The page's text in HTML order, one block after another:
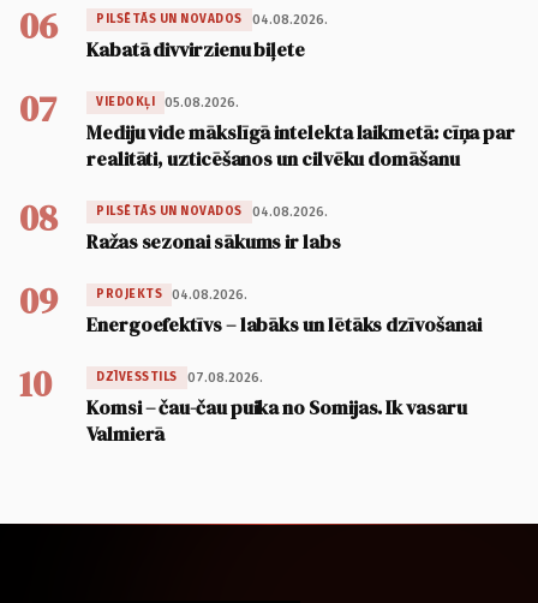
06 PILSĒTĀS UN NOVADOS 04.08.2026.
Kabatā divvirzienu biļete
07 VIEDOKĻI 05.08.2026.
Mediju vide mākslīgā intelekta laikmetā: cīņa par
realitāti, uzticēšanos un cilvēku domāšanu
08 PILSĒTĀS UN NOVADOS 04.08.2026.
Ražas sezonai sākums ir labs
09 PROJEKTS 04.08.2026.
Energoefektīvs – labāks un lētāks dzīvošanai
10 DZĪVESSTILS 07.08.2026.
Komsi – čau-čau puika no Somijas. Ik vasaru
Valmierā